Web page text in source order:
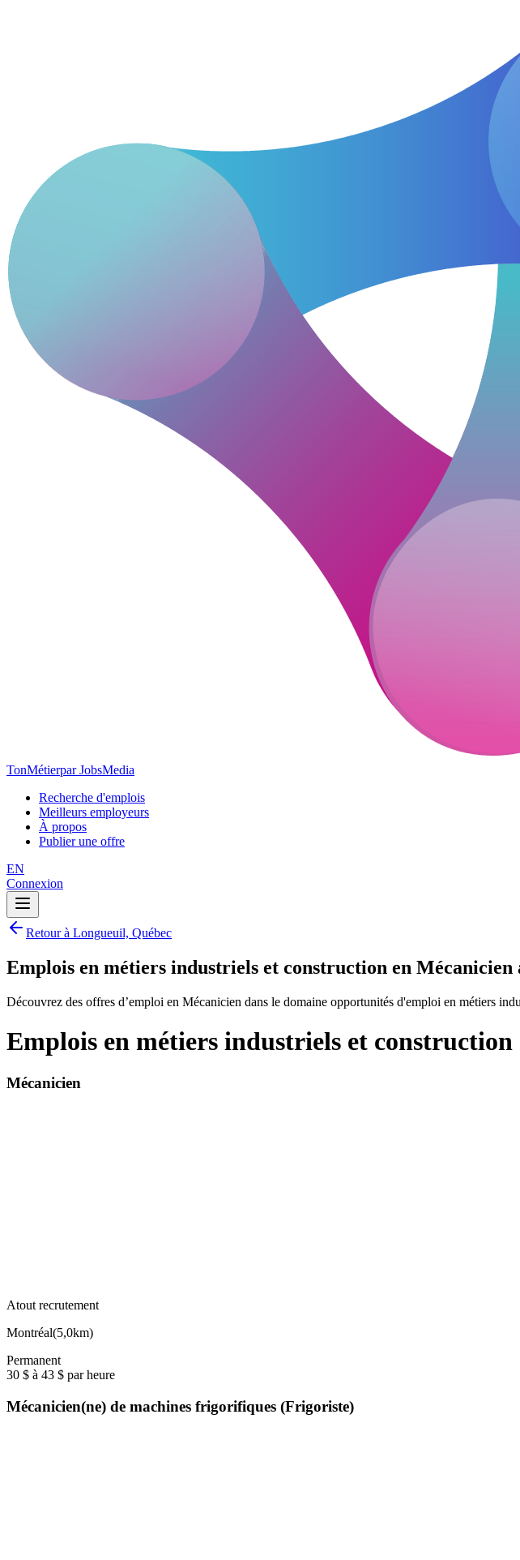
TonMétierpar JobsMedia
Recherche d'emplois
Meilleurs employeurs
À propos
Publier une offre
EN
Connexion
Retour à Longueuil, Québec
Emplois en métiers industriels et construction en Mécanicien
Découvrez des offres d’emploi en Mécanicien dans le domaine opportunités d'emploi en métiers
Emplois en métiers industriels et
Mécanicien
Atout recrutement
Montréal(5,0km)
Permanent
30 $ à 43 $ par heure
Mécanicien(ne) de machines frigorifiques (Frigoriste)